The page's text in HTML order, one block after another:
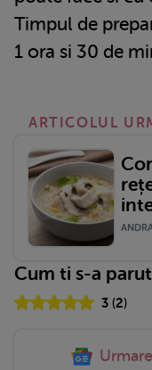
Timpul de
1 ora si 30 de
ARTICOLUL
Cum ti s-a
3(2)